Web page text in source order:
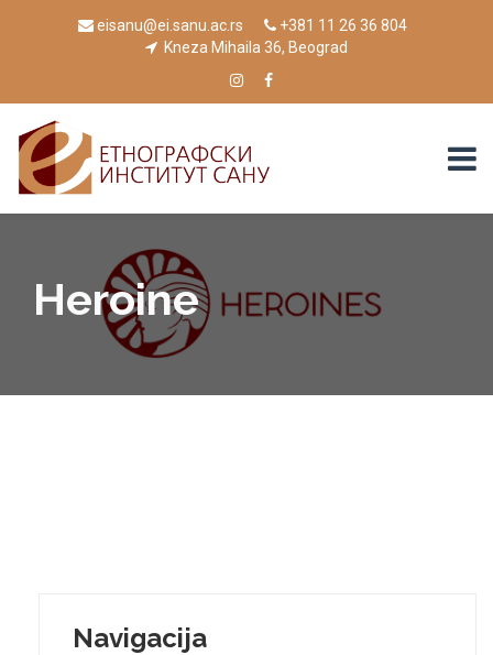
eisanu@ei.sanu.ac.rs
+381 11 26 36 804
Kneza Mihaila 36, Beograd
Heroine
Navigacija